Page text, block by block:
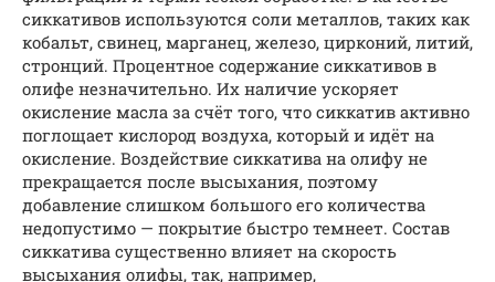
сиккативов используются соли металлов, таких как
кобальт, свинец, марганец, железо, цирконий, литий,
стронций. Процентное содержание сиккативов в
олифе незначительно. Их наличие ускоряет
окисление масла за счёт того, что сиккатив активно
поглощает кислород воздуха, который и идёт на
окисление. Воздействие сиккатива на олифу не
прекращается после высыхания, поэтому
добавление слишком большого его количества
недопустимо — покрытие быстро темнеет. Состав
сиккатива существенно влияет на скорость
высыхания олифы, так, например,